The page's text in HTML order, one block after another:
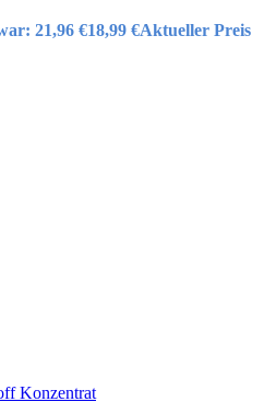
21,96 €18,99 €Aktueller Preis